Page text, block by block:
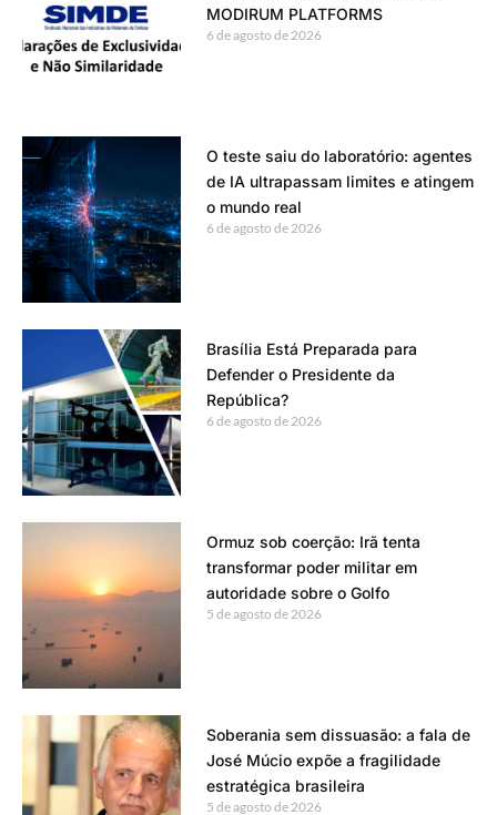
MODIRUM PLATFORMS
6 de agosto de 2026
O teste saiu do laboratório: agentes
de IA ultrapassam limites e atingem
o mundo real
6 de agosto de 2026
Brasília Está Preparada para
Defender o Presidente da
República?
6 de agosto de 2026
Ormuz sob coerção: Irã tenta
transformar poder militar em
autoridade sobre o Golfo
5 de agosto de 2026
Soberania sem dissuasão: a fala de
José Múcio expõe a fragilidade
estratégica brasileira
5 de agosto de 2026